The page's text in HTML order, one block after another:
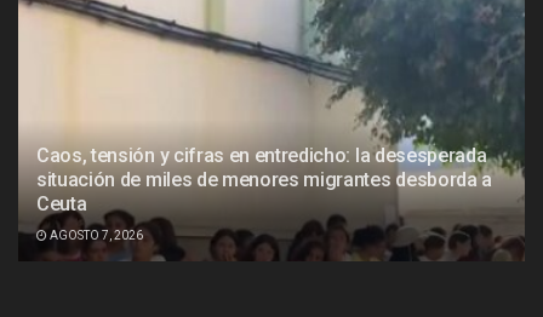
Caos, tensión y cifras en entredicho: la desesperada
situación de miles de menores migrantes desborda a
Ceuta
AGOSTO 7, 2026